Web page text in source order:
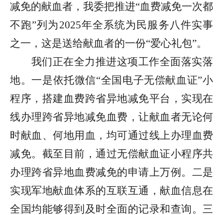
减免的献血者，我委把推进“血费减免一次都
不跑”列为2025年全系统为民服务八件实事
之一，这是送给献血者的一份“爱心礼包”。
我们正在全力推进这项工作全面落实落
地。一是依托微信“全国电子无偿献血证”小
程序，搭建血费跨省异地减免平台，实现在
线办理跨省异地减免血费，让献血者无论何
时献血、何地用血，均可通过线上办理血费
减免。截至目前，通过无偿献血证小程序共
办理跨省异地血费减免的申请上万例。二是
实现军地献血体系的互联互通，献血信息在
全国均能够得到及时全面的记录和查询。三